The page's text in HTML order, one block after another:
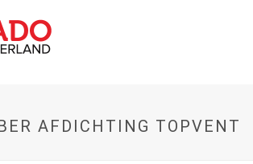
AFDICHTING TOPVENT